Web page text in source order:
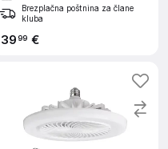
Brezplačna poštnina za člane
kluba
3999 €